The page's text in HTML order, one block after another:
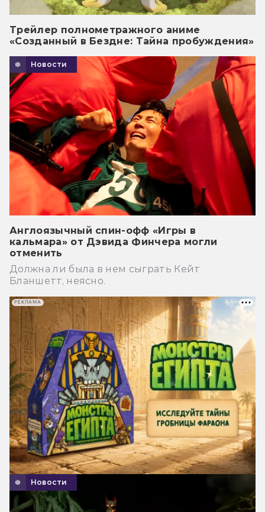
Трейлер полнометражного аниме
«Созданный в Бездне: Тайна пробуждения»
Новости
Англоязычный спин-офф «Игры в
кальмара» от Дэвида Финчера могли
отменить
Должна ли была в нем сыграть Кейт
Бланшетт, неясно.
Новости
РЕКЛАМА